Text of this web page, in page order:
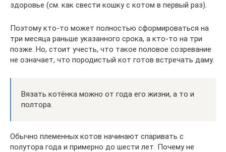
здоровье (см. как свести кошку с котом в первый раз).
Поэтому кто-то может полностью сформироваться на
три месяца раньше указанного срока, а кто-то на три
позже. Но, стоит учесть, что такое половое созревание
не означает, что породистый кот готов встречать даму.
Вязать котёнка можно от года его жизни, а то и
полтора.
Обычно племенных котов начинают спаривать с
полутора года и примерно до шести лет. Почему не